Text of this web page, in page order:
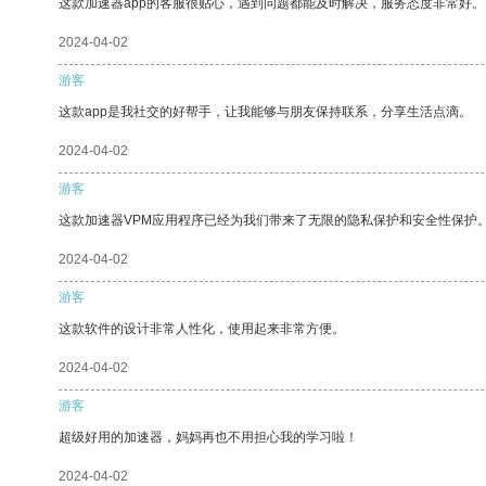
这款加速器app的客服很贴心，遇到问题都能及时解决，服务态度非常好。
2024-04-02
游客
这款app是我社交的好帮手，让我能够与朋友保持联系，分享生活点滴。
2024-04-02
游客
这款加速器VPM应用程序已经为我们带来了无限的隐私保护和安全性保护
2024-04-02
游客
这款软件的设计非常人性化，使用起来非常方便。
2024-04-02
游客
超级好用的加速器，妈妈再也不用担心我的学习啦！
2024-04-02